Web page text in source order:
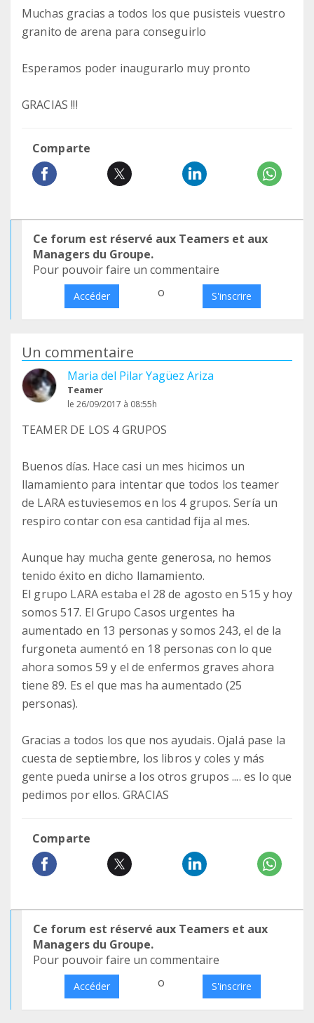
Muchas gracias a todos los que pusisteis vuestro
granito de arena para conseguirlo
Esperamos poder inaugurarlo muy pronto
GRACIAS !!!
Comparte
Ce forum est réservé aux Teamers et aux
Managers du Groupe.
Pour pouvoir faire un commentaire
Accéder o S'inscrire
Un commentaire
Maria del Pilar Yagüez Ariza
Teamer
le 26/09/2017 à 08:55h
TEAMER DE LOS 4 GRUPOS
Buenos días. Hace casi un mes hicimos un
llamamiento para intentar que todos los teamer
de LARA estuviesemos en los 4 grupos. Sería un
respiro contar con esa cantidad fija al mes.
Aunque hay mucha gente generosa, no hemos
tenido éxito en dicho llamamiento.
El grupo LARA estaba el 28 de agosto en 515 y hoy
somos 517. El Grupo Casos urgentes ha
aumentado en 13 personas y somos 243, el de la
furgoneta aumentó en 18 personas con lo que
ahora somos 59 y el de enfermos graves ahora
tiene 89. Es el que mas ha aumentado (25
personas).
Gracias a todos los que nos ayudais. Ojalá pase la
cuesta de septiembre, los libros y coles y más
gente pueda unirse a los otros grupos .... es lo que
pedimos por ellos. GRACIAS
Comparte
Ce forum est réservé aux Teamers et aux
Managers du Groupe.
Pour pouvoir faire un commentaire
Accéder o S'inscrire